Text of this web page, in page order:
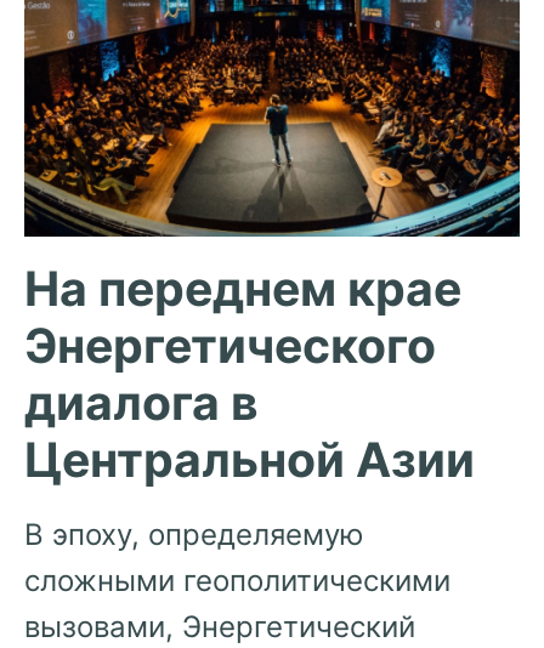
На переднем крае
Энергетического
диалога в
Центральной Азии
В эпоху, определяемую
сложными геополитическими
вызовами, Энергетический